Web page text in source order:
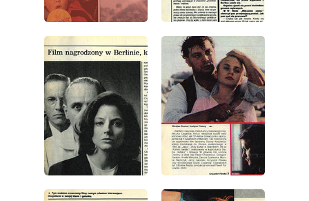
wydanie: 17/1991 wydanie: 17/1991
wydanie: 17/1991 wydanie: 17/1991